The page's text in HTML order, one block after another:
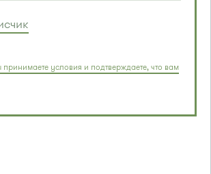
принимаете условия и подтверждаете, что вам